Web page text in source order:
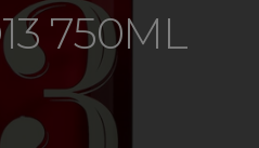
750ML